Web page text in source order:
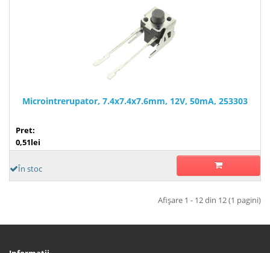
Microintrerupator, 7.4x7.4x7.6mm, 12V, 50mA, 253303
Pret:
0,51lei
În stoc
Afişare 1 - 12 din 12 (1 pagini)